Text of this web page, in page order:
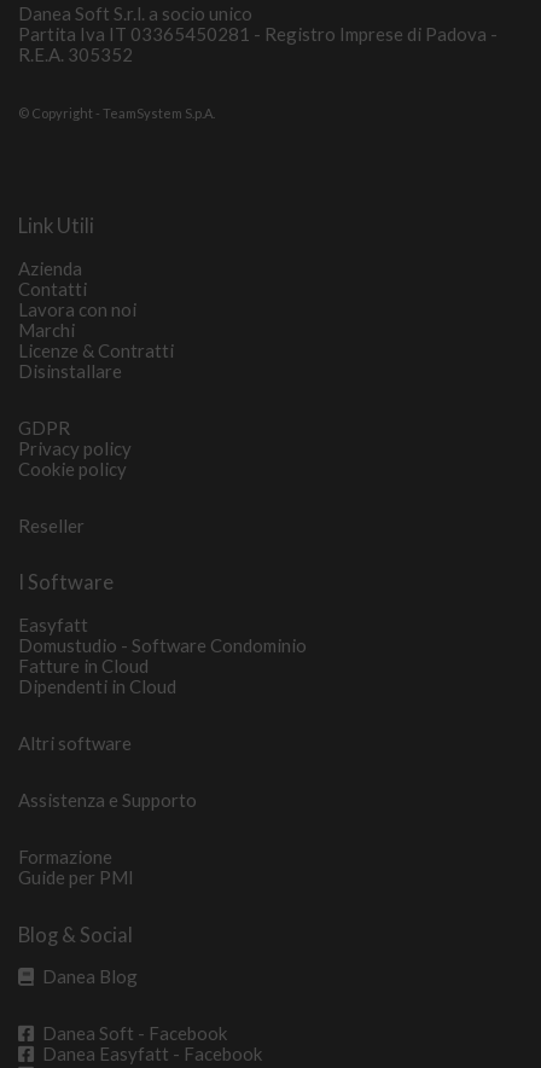
Danea Soft S.r.l. a socio unico
Partita Iva IT 03365450281 - Registro Imprese di Padova -
R.E.A. 305352
© Copyright - TeamSystem S.p.A.
Link Utili
Azienda
Contatti
Lavora con noi
Marchi
Licenze & Contratti
Disinstallare
GDPR
Privacy policy
Cookie policy
Reseller
I Software
Easyfatt
Domustudio - Software Condominio
Fatture in Cloud
Dipendenti in Cloud
Altri software
Assistenza e Supporto
Formazione
Guide per PMI
Blog & Social
Danea Blog
Danea Soft - Facebook
Danea Easyfatt - Facebook